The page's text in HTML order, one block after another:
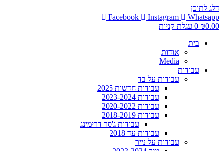
דלג לתוכן
Facebook
Instagram
Whatsapp
₪0.00
0 עגלת קניות
בית
אודות
Media
עבודות
עבודות על בד
עבודות חדשות 2025
עבודות 2023-2024
עבודות 2020-2022
עבודות 2018-2019
עבודות ג'סר דרימינג
עבודות עד 2018
עבודות על נייר